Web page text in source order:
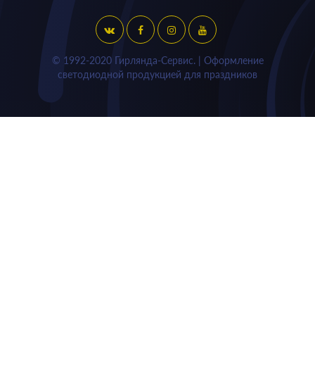
© 1992-2020 Гирлянда-Сервис. | Оформление
светодиодной продукцией для праздников